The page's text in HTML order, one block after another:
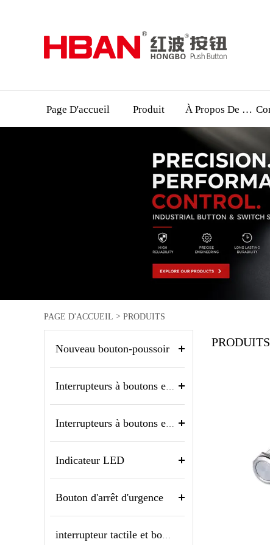
Page D'accueil Produit À Propos De Nous
PAGE D'ACCUEIL > PRODUITS
Nouveau bouton-poussoir
Indicateur LED
Bouton d'arrêt d'urgence
PRODUITS